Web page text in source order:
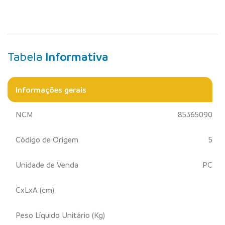
Tabela Informativa
Informações gerais
NCM 85365090
Código de Origem 5
Unidade de Venda PC
CxLxA (cm)
Peso Líquido Unitário (Kg)